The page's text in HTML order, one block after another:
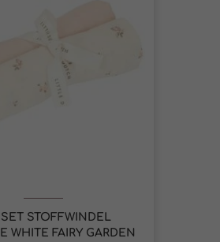
SET STOFFWINDEL
WHITE FAIRY GARDEN